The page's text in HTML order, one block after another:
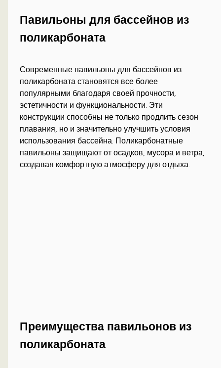
Павильоны для бассейнов из
поликарбоната
Современные павильоны для бассейнов из
поликарбоната становятся все более
популярными благодаря своей прочности,
эстетичности и функциональности. Эти
конструкции способны не только продлить сезон
плавания, но и значительно улучшить условия
использования бассейна. Поликарбонатные
павильоны защищают от осадков, мусора и ветра,
создавая комфортную атмосферу для отдыха.
Преимущества павильонов из
поликарбоната